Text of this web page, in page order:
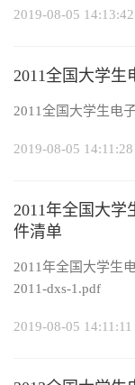
2019-08-05 14:13:42
2011全国大学生
2011全国大学生电
2019-08-05 14:11:28
2011年全国大学
件清单
2011年全国大学生
2011-dxs-1.pdf
2019-08-05 14:11:11